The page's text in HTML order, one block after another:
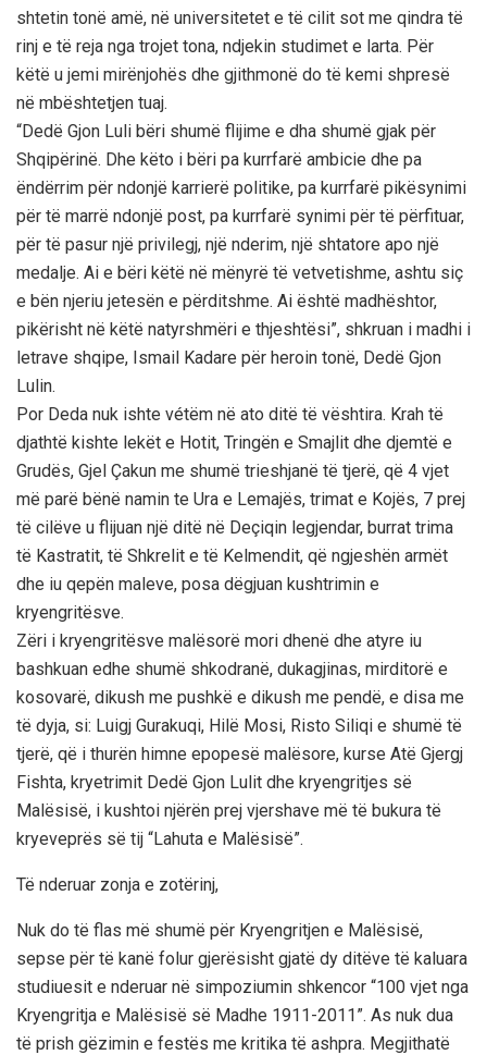
shtetin tonë amë, në universitetet e të cilit sot me qindra të
rinj e të reja nga trojet tona, ndjekin studimet e larta. Për
këtë u jemi mirënjohës dhe gjithmonë do të kemi shpresë
në mbështetjen tuaj.
“Dedë Gjon Luli bëri shumë flijime e dha shumë gjak për
Shqipërinë. Dhe këto i bëri pa kurrfarë ambicie dhe pa
ëndërrim për ndonjë karrierë politike, pa kurrfarë pikësynimi
për të marrë ndonjë post, pa kurrfarë synimi për të përfituar,
për të pasur një privilegj, një nderim, një shtatore apo një
medalje. Ai e bëri këtë në mënyrë të vetvetishme, ashtu siç
e bën njeriu jetesën e përditshme. Ai është madhështor,
pikërisht në këtë natyrshmëri e thjeshtësi”, shkruan i madhi i
letrave shqipe, Ismail Kadare për heroin tonë, Dedë Gjon
Lulin.
Por Deda nuk ishte vétëm në ato ditë të vështira. Krah të
djathtë kishte lekët e Hotit, Tringën e Smajlit dhe djemtë e
Grudës, Gjel Çakun me shumë trieshjanë të tjerë, që 4 vjet
më parë bënë namin te Ura e Lemajës, trimat e Kojës, 7 prej
të cilëve u flijuan një ditë në Deçiqin legjendar, burrat trima
të Kastratit, të Shkrelit e të Kelmendit, që ngjeshën armët
dhe iu qepën maleve, posa dëgjuan kushtrimin e
kryengritësve.
Zëri i kryengritësve malësorë mori dhenë dhe atyre iu
bashkuan edhe shumë shkodranë, dukagjinas, mirditorë e
kosovarë, dikush me pushkë e dikush me pendë, e disa me
të dyja, si: Luigj Gurakuqi, Hilë Mosi, Risto Siliqi e shumë të
tjerë, që i thurën himne epopesë malësore, kurse Atë Gjergj
Fishta, kryetrimit Dedë Gjon Lulit dhe kryengritjes së
Malësisë, i kushtoi njërën prej vjershave më të bukura të
kryeveprës së tij “Lahuta e Malësisë”.
Të nderuar zonja e zotërinj,
Nuk do të flas më shumë për Kryengritjen e Malësisë,
sepse për të kanë folur gjerësisht gjatë dy ditëve të kaluara
studiuesit e nderuar në simpoziumin shkencor “100 vjet nga
Kryengritja e Malësisë së Madhe 1911-2011”. As nuk dua
të prish gëzimin e festës me kritika të ashpra. Megjithatë